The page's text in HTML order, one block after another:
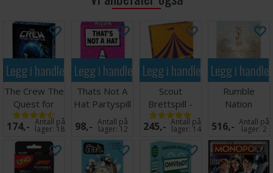
Språk: Norske regler
Tips: Vi anbefaler kortbeskyttere for å øke levetiden
på kortene i dette spillet. Passende kortbeskyttere
finner du
(36 kort).
Legg i handlekurven
The Crew The
Quest for
Planet Nine
174,- Antall på
lager: 18
Legg i handlekurven
Thats Not A
Hat Partyspill
98,- Antall på
lager: 12
Legg i handlekurven
Scout
Brettspill -
Norsk
245,- Antall på
lager: 14
Legg i
Rumble
Nation
Brettspill
516,- Antall på
lager:2